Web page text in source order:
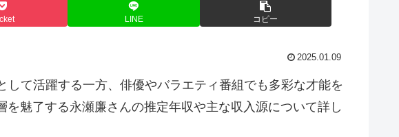
LINE コピー
2025.01.09
て活躍する一方、俳優やバラエティ番組でも多彩な才能を
魅了する永瀬廉さんの推定年収や主な収入源について詳し